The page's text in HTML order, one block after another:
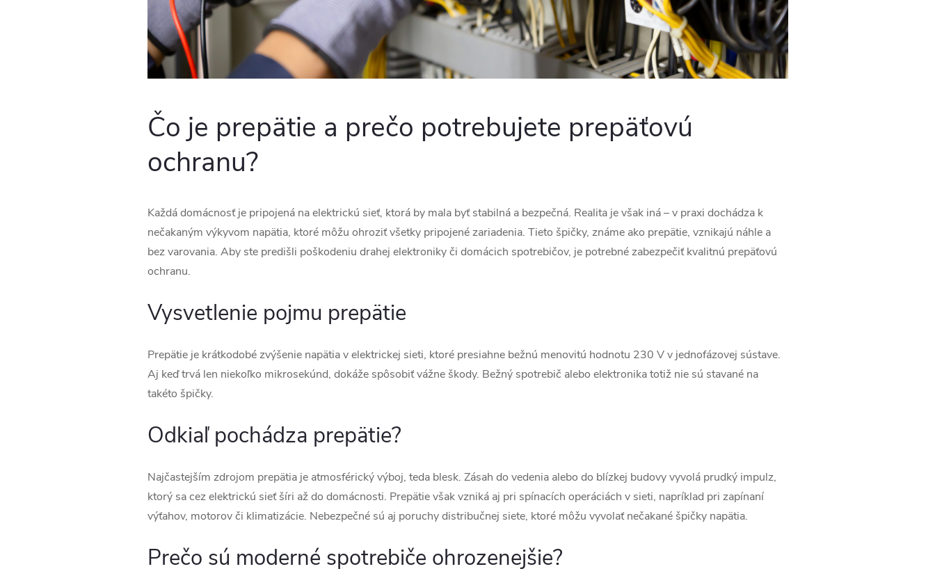
Čo je prepätie a prečo potrebujete prepäťovú
ochranu?
Každá domácnosť je pripojená na elektrickú sieť, ktorá by mala byť stabilná a bezpečná. Realita je však iná – v praxi dochádza k
nečakaným výkyvom napätia, ktoré môžu ohroziť všetky pripojené zariadenia. Tieto špičky, známe ako prepätie, vznikajú náhle a
bez varovania. Aby ste predišli poškodeniu drahej elektroniky či domácich spotrebičov, je potrebné zabezpečiť kvalitnú prepäťovú
ochranu.
Vysvetlenie pojmu prepätie
Prepätie je krátkodobé zvýšenie napätia v elektrickej sieti, ktoré presiahne bežnú menovitú hodnotu 230 V v jednofázovej sústave.
Aj keď trvá len niekoľko mikrosekúnd, dokáže spôsobiť vážne škody. Bežný spotrebič alebo elektronika totiž nie sú stavané na
takéto špičky.
Odkiaľ pochádza prepätie?
Najčastejším zdrojom prepätia je atmosférický výboj, teda blesk. Zásah do vedenia alebo do blízkej budovy vyvolá prudký impulz,
ktorý sa cez elektrickú sieť šíri až do domácnosti. Prepätie však vzniká aj pri spínacích operáciách v sieti, napríklad pri zapínaní
výťahov, motorov či klimatizácie. Nebezpečné sú aj poruchy distribučnej siete, ktoré môžu vyvolať nečakané špičky napätia.
Prečo sú moderné spotrebiče ohrozenejšie?